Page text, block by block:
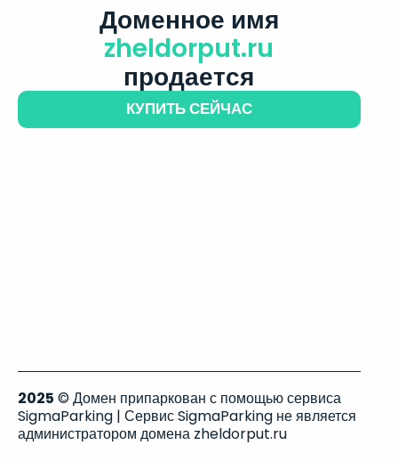
Доменное имя
zheldorput.ru
продается
КУПИТЬ СЕЙЧАС
2025 © Домен припаркован с помощью сервиса
SigmaParking | Сервис SigmaParking не является
администратором домена zheldorput.ru